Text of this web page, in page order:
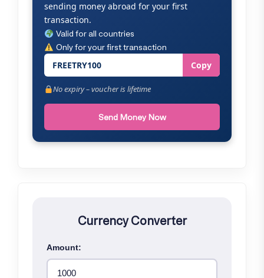
sending money abroad for your first
transaction.
Valid for all countries
Only for your first transaction
FREETRY100 Copy
No expiry – voucher is lifetime
Send Money Now
Currency Converter
Amount: